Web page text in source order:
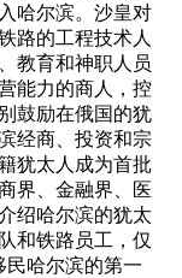
哈尔滨。沙皇对
路的工程技术人
教育和神职人员
能力的商人，控
鼓励在俄国的犹
经商、投资和宗
犹太人成为首批
界、金融界、医
绍哈尔滨的犹太
和铁路员工，仅
民哈尔滨的第一